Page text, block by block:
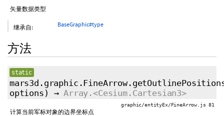
矢量数据类型
继承自: BaseGraphic#type
方法
static
options ) →Array.<Cesium.Cartesian3>
graphic/entityEx/FineArrow.js 81
计算当前军标对象的边界坐标点